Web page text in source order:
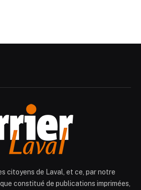
citoyens de Laval, et ce, par notre
constitué de publications imprimées,